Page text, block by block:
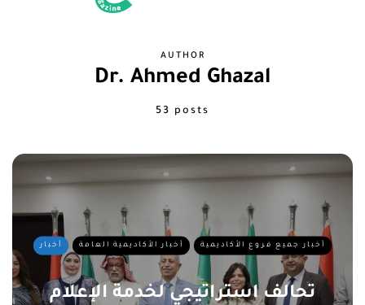
AUTHOR
Dr. Ahmed Ghazal
53 posts
أخبار أخبار الأكاديمية العامة أخبار جميع فروع الأكاديمية
تحالف استراتيجي لخدمة الإعلام